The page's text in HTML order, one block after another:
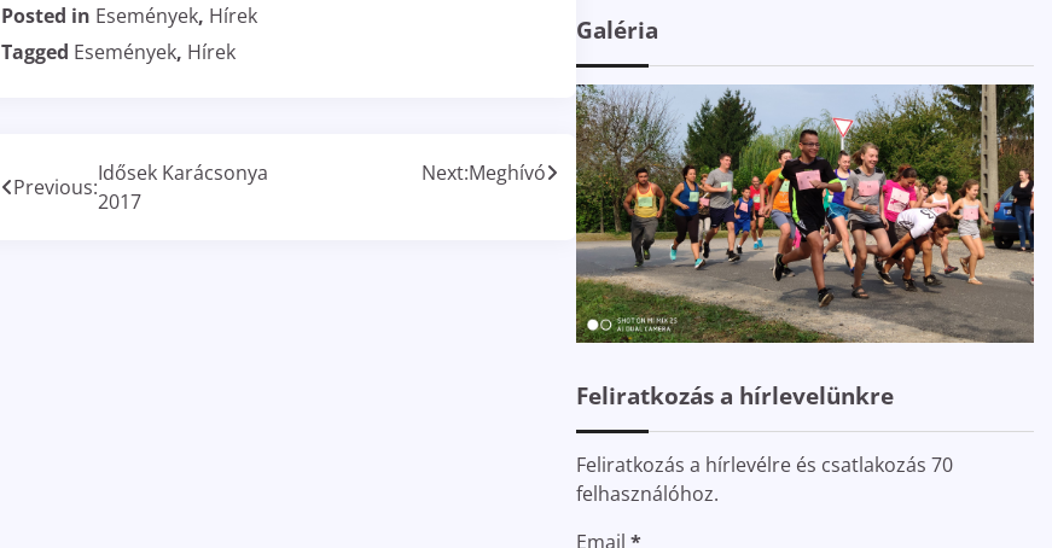
Posted in Események, Hírek
Tagged Események, Hírek
Previous:
Idősek Karácsonya
2017
Next:Meghívó
Galéria
Feliratkozás a hírlevelünkre
Feliratkozás a hírlevélre és csatlakozás 70
felhasználóhoz.
Email *